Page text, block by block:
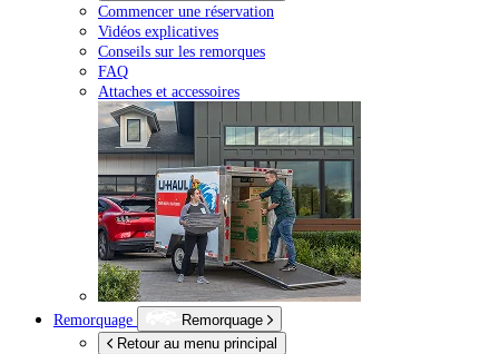
Commencer une réservation
Vidéos explicatives
Conseils sur les remorques
FAQ
Attaches et accessoires
Remorquage
Remorquage
Retour au menu principal